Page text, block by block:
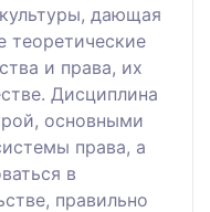
дающая
теоретические
и права, их
Дисциплина
основными
права, а
в
правильно